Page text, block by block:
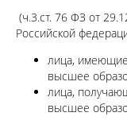
(ч.3.ст. 76 ФЗ от
Российской
лица,
высшее
лица,
высшее